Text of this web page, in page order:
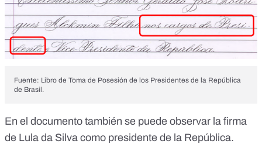
Fuente: Libro de Toma de Posesión de los Presidentes de la República
de Brasil.
En el documento también se puede observar la firma
de Lula da Silva como presidente de la República.